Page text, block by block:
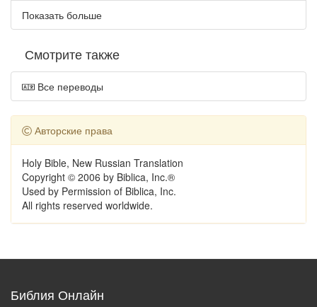
Показать больше
Смотрите также
Все переводы
Авторские права
Holy Bible, New Russian Translation
Copyright © 2006 by Biblica, Inc.®
Used by Permission of Biblica, Inc.
All rights reserved worldwide.
Библия Онлайн